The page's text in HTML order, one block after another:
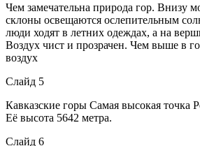
Чем замечательна природа гор. Внизу
склоны освещаются ослепительным
люди ходят в летних одеждах, а на
Воздух чист и прозрачен. Чем выше в
воздух
Слайд 5
Кавказские горы Самая высокая точка
Её высота 5642 метра.
Слайд 6